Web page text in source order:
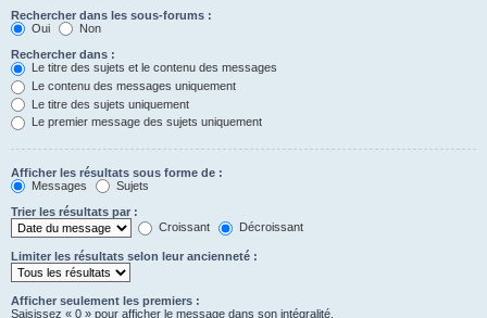
Rechercher dans les sous-forums :
Oui
Non
Rechercher dans :
Le titre des sujets et le contenu des messages
Le contenu des messages uniquement
Le titre des sujets uniquement
Le premier message des sujets uniquement
Afficher les résultats sous forme de :
Messages
Sujets
Trier les résultats par :
Croissant
Décroissant
Limiter les résultats selon leur ancienneté :
Afficher seulement les premiers :
Saisissez « 0 » pour afficher le message dans son intégralité.